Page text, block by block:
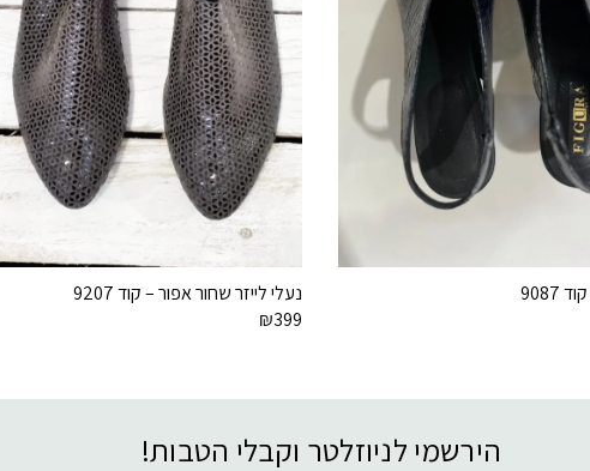
נעלי לייזר שחור אפור – קוד 9207
₪399
הירשמי לניוזלטר וקבלי הטבות!